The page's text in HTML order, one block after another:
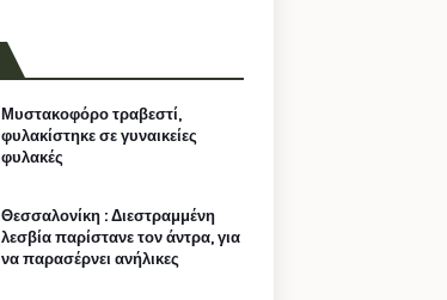
Μυστακοφόρο τραβεστί,
φυλακίστηκε σε γυναικείες
φυλακές
Θεσσαλονίκη : Διεστραμμένη
λεσβία παρίστανε τον άντρα, για
να παρασέρνει ανήλικες